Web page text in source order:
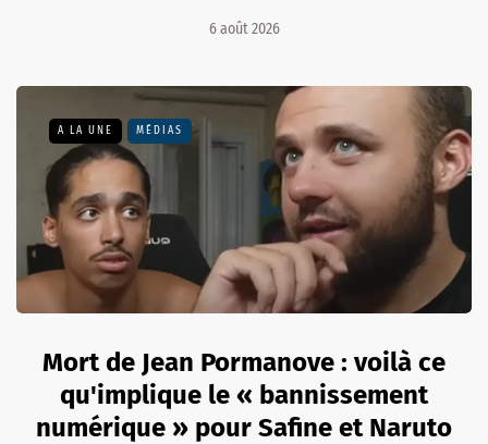
6 août 2026
A LA UNE MÉDIAS
Mort de Jean Pormanove : voilà ce
qu'implique le « bannissement
numérique » pour Safine et Naruto